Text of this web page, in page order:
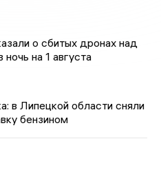
о сбитых дронах над
на 1 августа
в Липецкой области сняли
бензином